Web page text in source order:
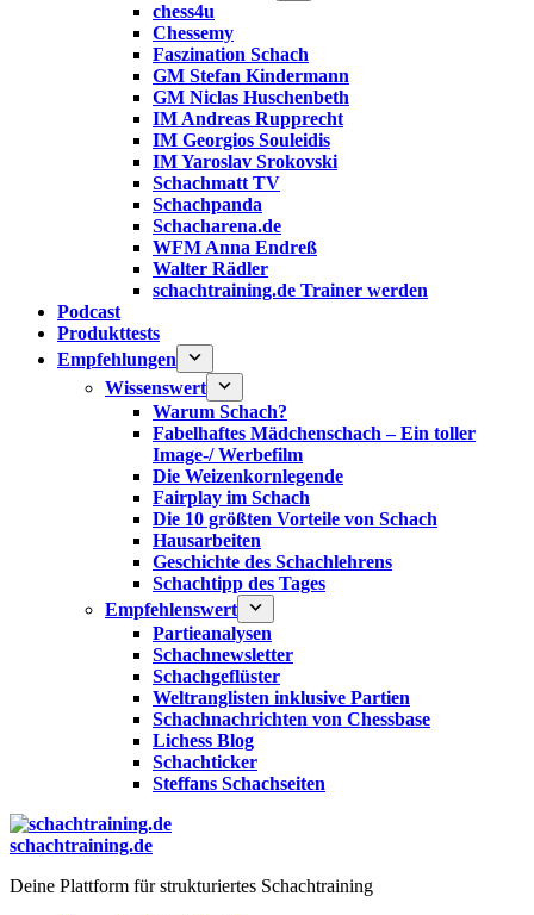
chess4u
Chessemy
Faszination Schach
GM Stefan Kindermann
GM Niclas Huschenbeth
IM Andreas Rupprecht
IM Georgios Souleidis
IM Yaroslav Srokovski
Schachmatt TV
Schachpanda
Schacharena.de
WFM Anna Endreß
Walter Rädler
schachtraining.de Trainer werden
Podcast
Produkttests
Empfehlungen
Wissenswert
Warum Schach?
Fabelhaftes Mädchenschach – Ein toller
Image-/ Werbefilm
Die Weizenkornlegende
Fairplay im Schach
Die 10 größten Vorteile von Schach‎
Hausarbeiten
Geschichte des Schachlehrens
Schachtipp des Tages
Empfehlenswert
Partieanalysen
Schachnewsletter
Schachgeflüster
Weltranglisten inklusive Partien
Schachnachrichten von Chessbase
Lichess Blog
Schachticker
Steffans Schachseiten
schachtraining.de
Deine Plattform für strukturiertes Schachtraining